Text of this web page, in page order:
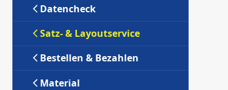
Datencheck
Satz- & Layoutservice
Bestellen & Bezahlen
Material